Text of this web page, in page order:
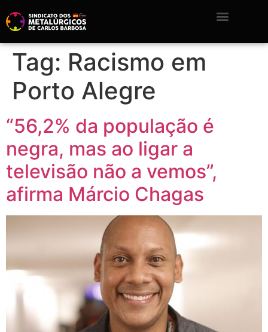
Tag: Racismo em
Porto Alegre
“56,2% da população é
negra, mas ao ligar a
televisão não a vemos”,
afirma Márcio Chagas